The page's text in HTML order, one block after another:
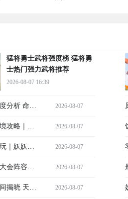
猛将勇士武将强度榜 猛将勇
士热门强力武将推荐
2026-08-07 16:39
分析 命运
与角色定
2026-08-07
攻略｜饥
流程通关
巧
2026-08-07
｜妖妖棋
与实战技
2026-08-07
会阵容推
武林大会
2026-08-07
揭晓 天堂 2026-08-07